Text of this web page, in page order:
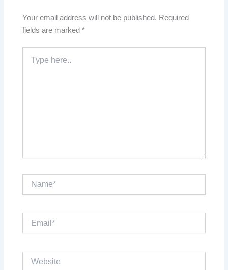
Your email address will not be published. Required
fields are marked*
here..
Name*